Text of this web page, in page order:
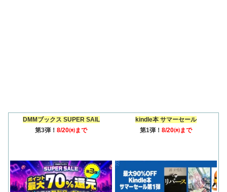
DMMブックス SUPER SAIL
第3弾！ 8/20㈭まで
kindle本 サマーセール
第1弾！ 8/20㈭まで